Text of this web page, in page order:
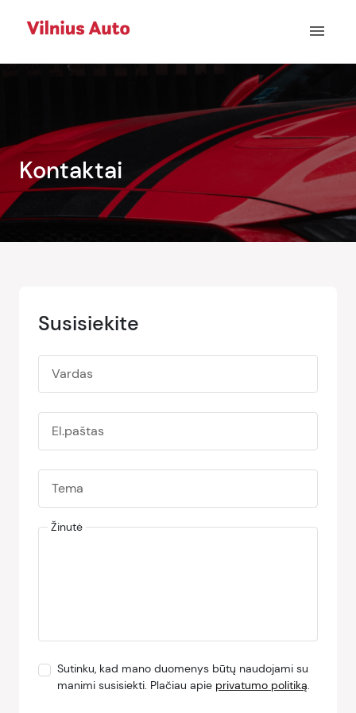
menu
Kontaktai
Susisiekite
Vardas
El.paštas
Tema
Žinutė
Sutinku, kad mano duomenys būtų naudojami su
manimi susisiekti. Plačiau apie privatumo politiką.